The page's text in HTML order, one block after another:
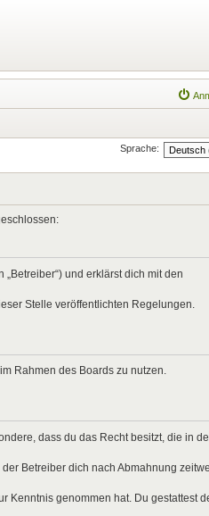
Sprache:
und erklärst dich mit den
Stelle veröffentlichten Regelungen.
Rahmen des Boards zu nutzen.
dass du das Recht besitzt, die in
Betreiber dich nach Abmahnung
Kenntnis genommen hat. Du gestattest